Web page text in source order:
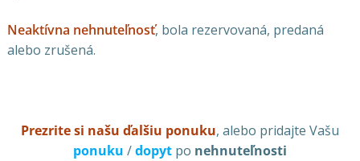
Neaktívna nehnuteľnosť, bola rezervovaná, predaná
alebo zrušená.
Prezrite si našu ďalšiu ponuku, alebo pridajte Vašu
ponuku /dopyt po nehnuteľnosti